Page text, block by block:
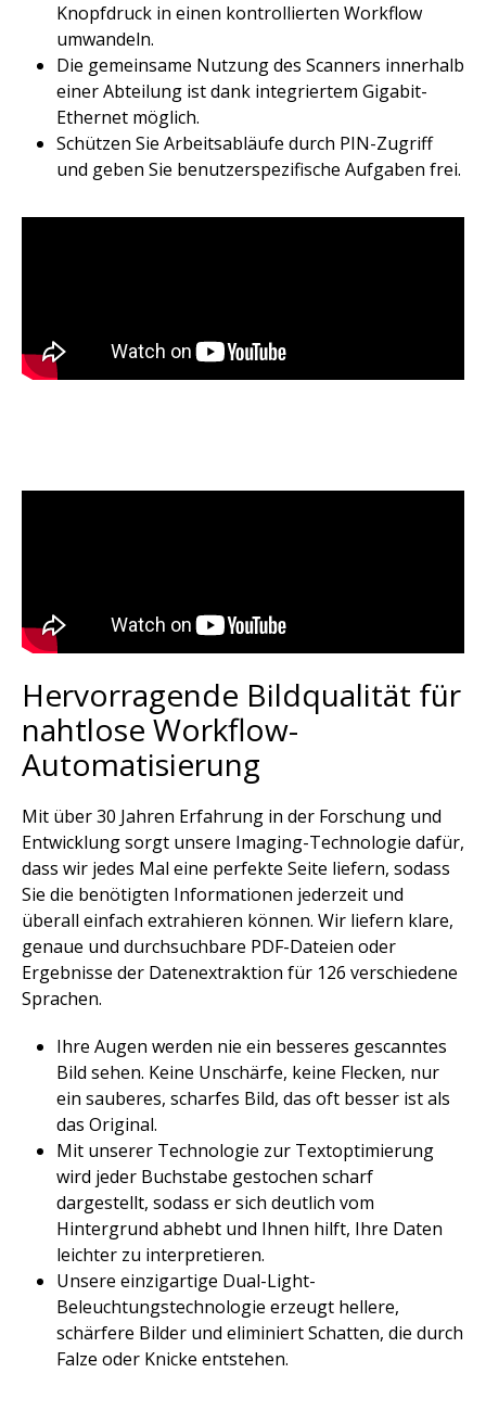
Knopfdruck in einen kontrollierten Workflow
umwandeln.​
Die gemeinsame Nutzung des Scanners innerhalb
einer Abteilung ist dank integriertem Gigabit-
Ethernet möglich. ​
Schützen Sie Arbeitsabläufe durch PIN-Zugriff
und geben Sie benutzerspezifische Aufgaben frei.​
Hervorragende Bildqualität für
nahtlose Workflow-
Automatisierung​
Mit über 30 Jahren Erfahrung in der Forschung und
Entwicklung sorgt unsere Imaging-Technologie dafür,
dass wir jedes Mal eine perfekte Seite liefern, sodass
Sie die benötigten Informationen jederzeit und
überall einfach extrahieren können. Wir liefern klare,
genaue und durchsuchbare PDF-Dateien oder
Ergebnisse der Datenextraktion für 126 verschiedene
Sprachen. ​
Ihre Augen werden nie ein besseres gescanntes
Bild sehen. Keine Unschärfe, keine Flecken, nur
ein sauberes, scharfes Bild, das oft besser ist als
das Original.
Mit unserer Technologie zur Textoptimierung
wird jeder Buchstabe gestochen scharf
dargestellt, sodass er sich deutlich vom
Hintergrund abhebt und Ihnen hilft, Ihre Daten
leichter zu interpretieren.​
Unsere einzigartige Dual-Light-
Beleuchtungstechnologie erzeugt hellere,
schärfere Bilder und eliminiert Schatten, die durch
Falze oder Knicke entstehen.​